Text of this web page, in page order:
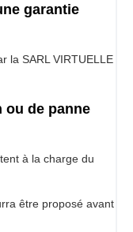
garantie
la SARL VIRTUELLE
ou de panne
à la charge du
être proposé avant